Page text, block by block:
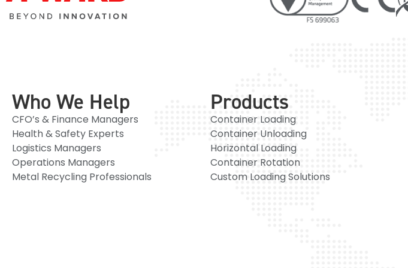
Who We Help
CFO’s & Finance Managers
Health & Safety Experts
Logistics Managers
Operations Managers
Metal Recycling Professionals
Products
Container Loading
Container Unloading
Horizontal Loading
Container Rotation
Custom Loading Solutions